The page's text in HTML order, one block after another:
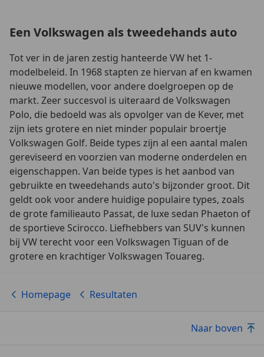
Een Volkswagen als tweedehands auto
Tot ver in de jaren zestig hanteerde VW het 1-
modelbeleid. In 1968 stapten ze hiervan af en kwamen
nieuwe modellen, voor andere doelgroepen op de
markt. Zeer succesvol is uiteraard de Volkswagen
Polo, die bedoeld was als opvolger van de Kever, met
zijn iets grotere en niet minder populair broertje
Volkswagen Golf. Beide types zijn al een aantal malen
gereviseerd en voorzien van moderne onderdelen en
eigenschappen. Van beide types is het aanbod van
gebruikte en tweedehands auto's bijzonder groot. Dit
geldt ook voor andere huidige populaire types, zoals
de grote familieauto Passat, de luxe sedan Phaeton of
de sportieve Scirocco. Liefhebbers van SUV's kunnen
bij VW terecht voor een Volkswagen Tiguan of de
grotere en krachtiger Volkswagen Touareg.
Homepage Resultaten
Naar boven